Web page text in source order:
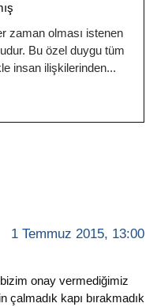
zaman olması istenen
Bu özel duygu tüm
insan ilişkilerinden
1 Temmuz 2015, 13:00
onay vermediğimiz
çalmadık kapı bırakmadık